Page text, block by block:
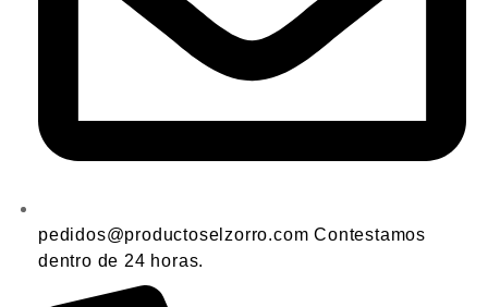
pedidos@productoselzorro.com Contestamos
dentro de 24 horas.